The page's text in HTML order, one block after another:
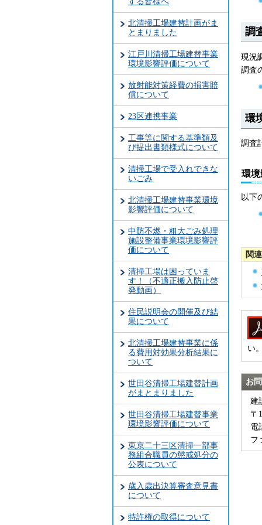
北清掃工場建替計画がま
とまりました
江戸川清掃工場建替事業
環境影響評価について
放射能対策経費の損害賠
償について
23区連携事業
工事等に関する基準類及
び提出書類様式について
清掃工場で受入れできな
いごみ
北清掃工場建替事業環境
影響評価について
中防不燃・粗大ごみ処理
施設整備事業環境影響評
価について
清掃工場は困っていま
す！（不適正搬入防止啓
発動画）
住民説明会の開催及び結
果について
北清掃工場建替事業に係
る費用対効果分析結果に
ついて
世田谷清掃工場建替計画
がまとまりました
世田谷清掃工場建替事業
環境影響評価について
東京二十三区清掃一部事
務組合職員の懲戒処分の
公表について
歳入歳出決算審査意見書
について
特許権の取得について
調
現況
調査
環
調査
環
以下
関
い
お
建
〒
電
フ